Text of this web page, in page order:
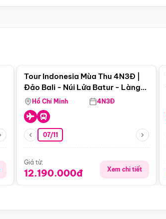
Tour Indonesia Mùa Thu 4N3Đ |
Đảo Bali - Núi Lửa Batur - Làng
Penglipuran
Hồ Chí Minh 4N3Đ
07/11
Giá từ:
12.190.000đ Xem chi tiết